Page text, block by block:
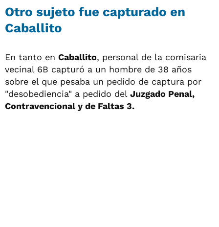
Otro sujeto fue capturado en
Caballito
En tanto en Caballito, personal de la comisaria
vecinal 6B capturó a un hombre de 38 años
sobre el que pesaba un pedido de captura por
"desobediencia" a pedido del Juzgado Penal,
Contravencional y de Faltas 3.